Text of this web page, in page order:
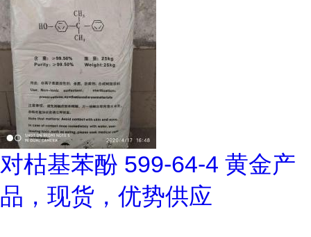
对枯基苯酚 599-64-4 黄金产
品，现货，优势供应